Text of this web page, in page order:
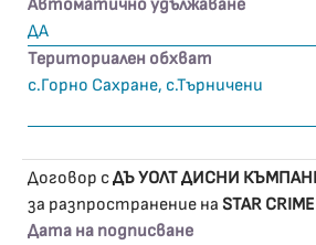
Автоматично удължаване
ДА
Териториален обхват
с.Горно Сахране, с.Търничени
Договор сДЪ УОЛТ ДИСНИ
за разпространение на STAR CRIME
Дата на подписване